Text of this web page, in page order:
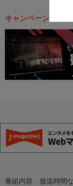
キャンペーン・お得
番組内容、放送時間